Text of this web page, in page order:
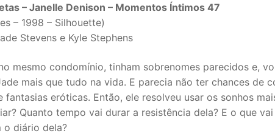
– Janelle Denison – Momentos Íntimos 47
– 1998 – Silhouette)
Stevens e Kyle Stephens
mesmo condomínio, tinham sobrenomes parecidos e,
mais que tudo na vida. E parecia não ter chances de
fantasias eróticas. Então, ele resolveu usar os sonhos
Quanto tempo vai durar a resistência dela? E o que
o diário dela?